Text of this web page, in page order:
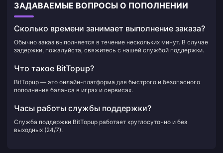
ЗАДАВАЕМЫЕ ВОПРОСЫ О ПОПОЛНЕНИИ
Сколько времени занимает выполнение заказа?
Обычно заказ выполняется в течение нескольких минут. В случае
задержки, пожалуйста, свяжитесь с нашей службой поддержки.
Что такое BitTopup?
BitTopup — это онлайн-платформа для быстрого и безопасного
пополнения баланса в играх и сервисах.
Часы работы службы поддержки?
Служба поддержки BitTopup работает круглосуточно и без
выходных (24/7).